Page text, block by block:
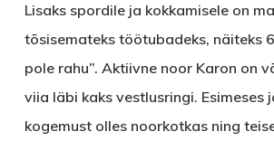
Lisaks spordile ja kokkamisele on
tõsisemateks töötubadeks, näiteks
pole rahu”. Aktiivne noor Karon on
viia läbi kaks vestlusringi. Esimeses
kogemust olles noorkotkas ning